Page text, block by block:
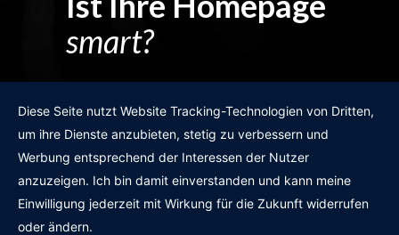
smart?
GRATIS WEBSITE-CHECK
Diese Seite nutzt Website Tracking-Technologien von Dritten,
um ihre Dienste anzubieten, stetig zu verbessern und
Werbung entsprechend der Interessen der Nutzer
anzuzeigen. Ich bin damit einverstanden und kann meine
Einwilligung jederzeit mit Wirkung für die Zukunft widerrufen
oder ändern.